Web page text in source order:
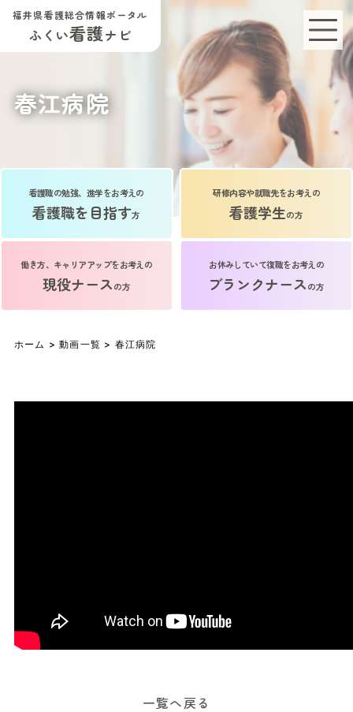
福井県看護総合情報ポータル
ふくい看護ナビ
春江病院
看護職の勉強、進学をお考えの
看護職を目指す方
研修内容や就職先をお考えの
看護学生の方
働き方、キャリアアップをお考えの
現役ナースの方
お休みしていて復職をお考えの
ブランクナースの方
ホーム >動画一覧 > 春江病院
一覧へ戻る